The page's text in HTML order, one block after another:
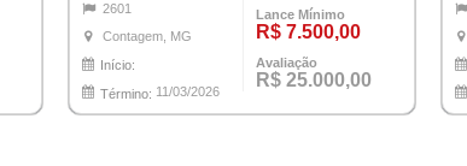
2601
Contagem, MG
Início:
Término: 11/03/2026
Lance Mínimo
R$ 7.500,00
Avaliação
R$ 25.000,00